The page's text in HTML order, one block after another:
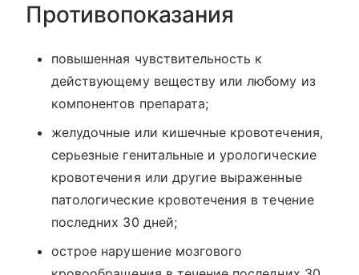
Противопоказания
повышенная чувствительность к
действующему веществу или любому из
компонентов препарата;
желудочные или кишечные кровотечения,
серьезные генитальные и урологические
кровотечения или другие выраженные
патологические кровотечения в течение
последних 30 дней;
острое нарушение мозгового